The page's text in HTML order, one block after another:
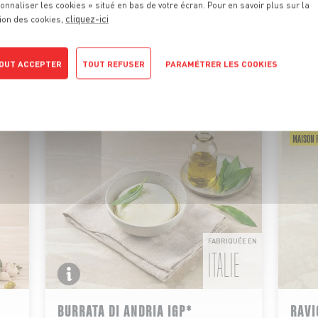
DE VOTRE
sont là pour vous conseiller et vous faire profiter
tous les jours. On vous promet qu’il y en aura pour
FABRIQUÉE EN
ITALIE
BURRATA DI ANDRIA IGP*
les cookies » situé en bas de votre écran. Pour en savoir plus sur la
des cookies, cliquez-ici
ACCEPTER TOUT REFUSER PARAMÉTRER LES COOKIES